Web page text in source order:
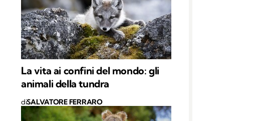
La vita ai confini del mondo: gli
animali della tundra
diSALVATORE FERRARO